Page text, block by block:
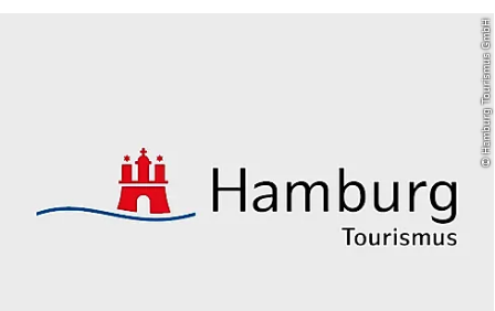
© Hamburg Tourismus GmbH